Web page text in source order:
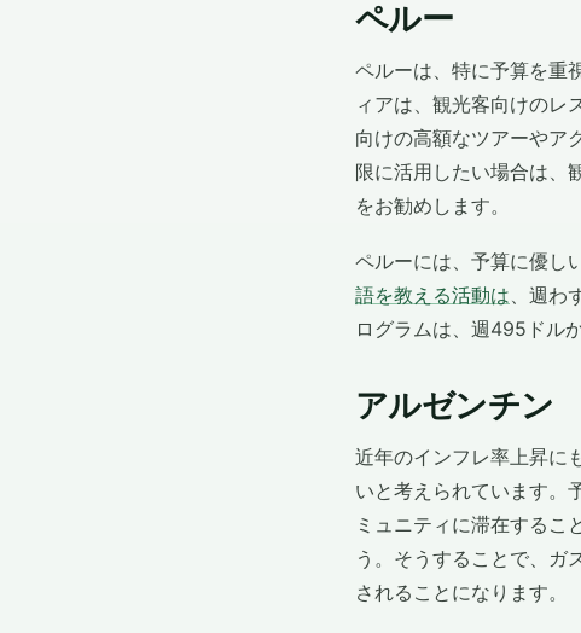
ペルー
ペルーは、特に予算を重
ィアは、観光客向けのレ
向けの高額なツアーやア
限に活用したい場合は、
をお勧めします。
ペルーには、予算に優し
語を教える活動は、週わ
ログラムは、週495ドル
アルゼンチン
近年のインフレ率上昇に
いと考えられています。
ミュニティに滞在するこ
う。そうすることで、ガ
されることになります。